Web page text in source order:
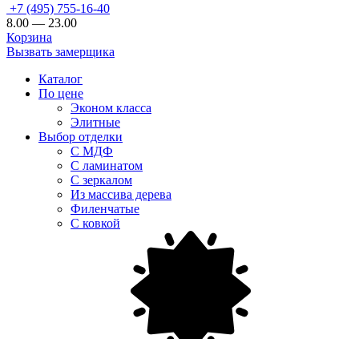
+7 (495) 755-16-40
8.00 — 23.00
Корзина
Вызвать замерщика
Каталог
По цене
Эконом класса
Элитные
Выбор отделки
С МДФ
С ламинатом
С зеркалом
Из массива дерева
Филенчатые
С ковкой